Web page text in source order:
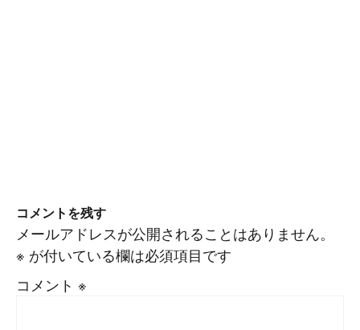
コメントを残す
メールアドレスが公開されることはありません。
※ が付いている欄は必須項目です
コメント ※